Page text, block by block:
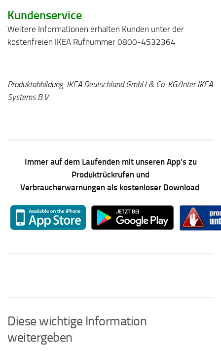
Kundenservice
Weitere Informationen erhalten Kunden unter der
kostenfreien IKEA Rufnummer 0800-4532364
Produktabbildung: IKEA Deutschland GmbH & Co. KG/Inter IKEA
Systems B.V.
Immer auf dem Laufenden mit unseren App’s zu
Produktrückrufen und
Verbraucherwarnungen als kostenloser Download
Diese wichtige Information
weitergeben